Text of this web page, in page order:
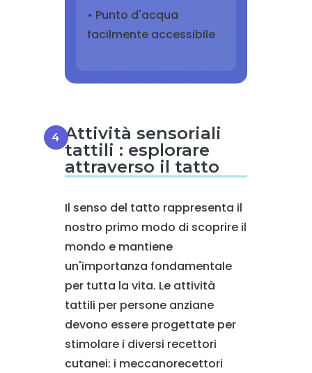
• Punto d'acqua
facilmente accessibile
Attività sensoriali
tattili : esplorare
attraverso il tatto
Il senso del tatto rappresenta il
nostro primo modo di scoprire il
mondo e mantiene
un'importanza fondamentale
per tutta la vita. Le attività
tattili per persone anziane
devono essere progettate per
stimolare i diversi recettori
cutanei: i meccanorecettori